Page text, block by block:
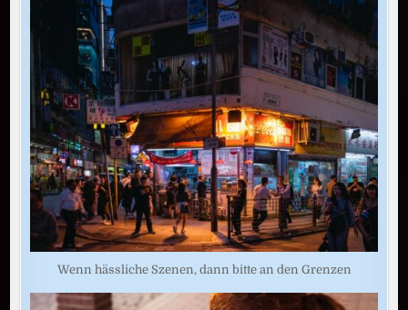
Wenn hässliche Szenen, dann bitte an den Grenzen